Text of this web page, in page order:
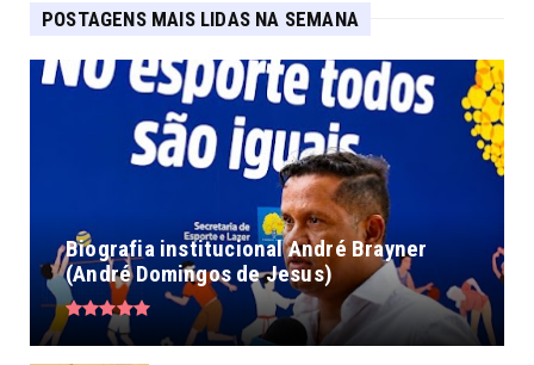
POSTAGENS MAIS LIDAS NA SEMANA
Biografia institucional André Brayner
(André Domingos de Jesus)